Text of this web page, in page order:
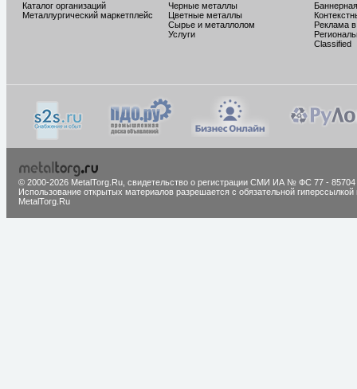
Каталог организаций
Металлургический маркетплейс
Черные металлы
Цветные металлы
Сырье и металлолом
Услуги
Реклама
Classified
© 2000-2026 MetalTorg.Ru, cвидетельство о регистрации СМИ ИА № ФС 77 - 85704
Использование открытых материалов разрешается с обязательной гиперссылкой
MetalTorg.Ru